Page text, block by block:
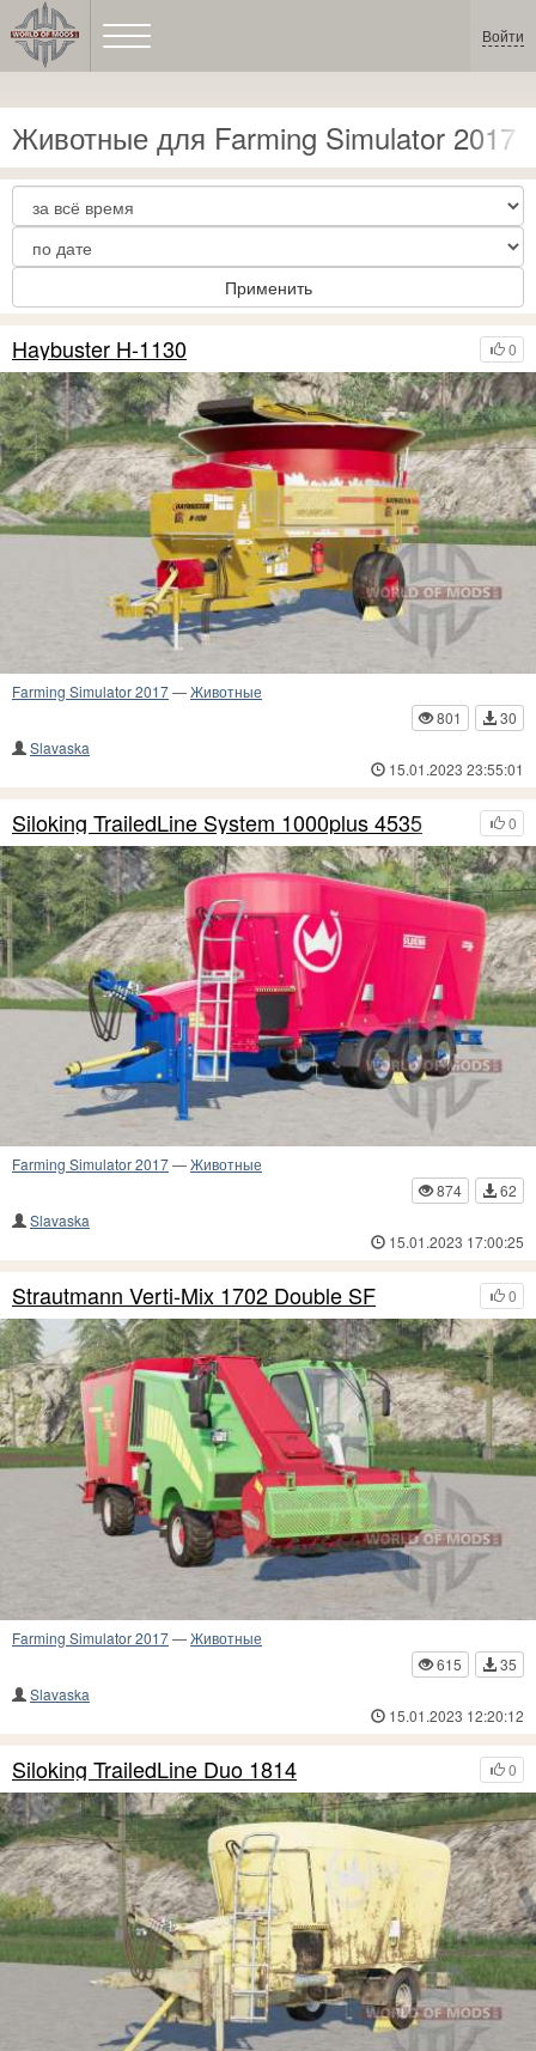
Войти
Животные для Farming Simulator 2017
Применить
0
Haybuster H-1130
Farming Simulator 2017—Животные
801
30
Slavaska
15.01.2023 23:55:01
0
Siloking TrailedLine System 1000plus 4535
Farming Simulator 2017—Животные
874
62
Slavaska
15.01.2023 17:00:25
0
Strautmann Verti-Mix 1702 Double SF
Farming Simulator 2017—Животные
615
35
Slavaska
15.01.2023 12:20:12
0
Siloking TrailedLine Duo 1814